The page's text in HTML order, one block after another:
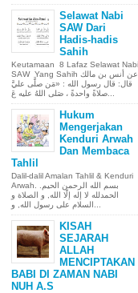
Selawat Nabi
SAW Dari
Hadis-hadis
Sahih
Keutamaan 8 Lafaz Selawat Nabi
SAW Yang Sahih عن أنس بن مالك
قال: قال رسول الله : «مَن صلَّى عليَّ
Hukum
Mengerjakan
Kenduri Arwah
Dan Membaca
Tahlil
Dalil-dalil Amalan Tahlil & Kenduri
Arwah. بسم الله الرحمن الحيم.
الحمدلله لا إله إلّا الله, و الصلاة و
KISAH
SEJARAH
ALLAH
MENCIPTAKAN
BABI DI ZAMAN NABI
NUH A.S